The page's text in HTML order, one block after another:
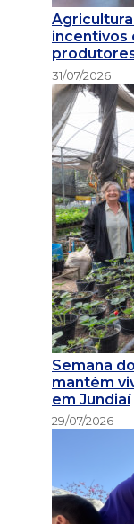
incentivos
31/07/2026
Semana
mantém
em Jundiaí
29/07/2026